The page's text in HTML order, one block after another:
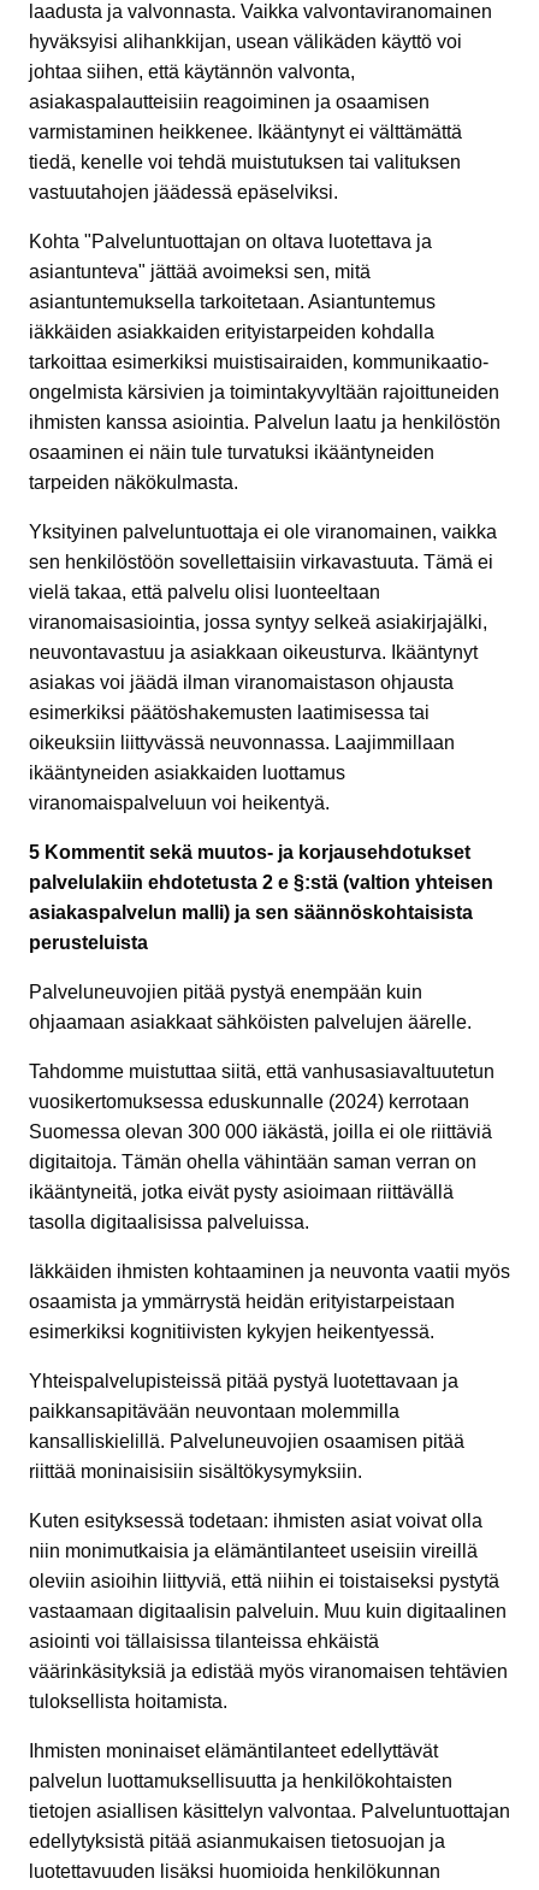
laadusta ja valvonnasta. Vaikka valvontaviranomainen
hyväksyisi alihankkijan, usean välikäden käyttö voi
johtaa siihen, että käytännön valvonta,
asiakaspalautteisiin reagoiminen ja osaamisen
varmistaminen heikkenee. Ikääntynyt ei välttämättä
tiedä, kenelle voi tehdä muistutuksen tai valituksen
vastuutahojen jäädessä epäselviksi.
Kohta "Palveluntuottajan on oltava luotettava ja
asiantunteva" jättää avoimeksi sen, mitä
asiantuntemuksella tarkoitetaan. Asiantuntemus
iäkkäiden asiakkaiden erityistarpeiden kohdalla
tarkoittaa esimerkiksi muistisairaiden, kommunikaatio-
ongelmista kärsivien ja toimintakyvyltään rajoittuneiden
ihmisten kanssa asiointia. Palvelun laatu ja henkilöstön
osaaminen ei näin tule turvatuksi ikääntyneiden
tarpeiden näkökulmasta.
Yksityinen palveluntuottaja ei ole viranomainen, vaikka
sen henkilöstöön sovellettaisiin virkavastuuta. Tämä ei
vielä takaa, että palvelu olisi luonteeltaan
viranomaisasiointia, jossa syntyy selkeä asiakirjajälki,
neuvontavastuu ja asiakkaan oikeusturva. Ikääntynyt
asiakas voi jäädä ilman viranomaistason ohjausta
esimerkiksi päätöshakemusten laatimisessa tai
oikeuksiin liittyvässä neuvonnassa. Laajimmillaan
ikääntyneiden asiakkaiden luottamus
viranomaispalveluun voi heikentyä.
5 Kommentit sekä muutos- ja korjausehdotukset
palvelulakiin ehdotetusta 2 e §:stä (valtion yhteisen
asiakaspalvelun malli) ja sen säännöskohtaisista
perusteluista
Palveluneuvojien pitää pystyä enempään kuin
ohjaamaan asiakkaat sähköisten palvelujen äärelle.
Tahdomme muistuttaa siitä, että vanhusasiavaltuutetun
vuosikertomuksessa eduskunnalle (2024) kerrotaan
Suomessa olevan 300 000 iäkästä, joilla ei ole riittäviä
digitaitoja. Tämän ohella vähintään saman verran on
ikääntyneitä, jotka eivät pysty asioimaan riittävällä
tasolla digitaalisissa palveluissa.
Iäkkäiden ihmisten kohtaaminen ja neuvonta vaatii myös
osaamista ja ymmärrystä heidän erityistarpeistaan
esimerkiksi kognitiivisten kykyjen heikentyessä.
Yhteispalvelupisteissä pitää pystyä luotettavaan ja
paikkansapitävään neuvontaan molemmilla
kansalliskielillä. Palveluneuvojien osaamisen pitää
riittää moninaisisiin sisältökysymyksiin.
Kuten esityksessä todetaan: ihmisten asiat voivat olla
niin monimutkaisia ja elämäntilanteet useisiin vireillä
oleviin asioihin liittyviä, että niihin ei toistaiseksi pystytä
vastaamaan digitaalisin palveluin. Muu kuin digitaalinen
asiointi voi tällaisissa tilanteissa ehkäistä
väärinkäsityksiä ja edistää myös viranomaisen tehtävien
tuloksellista hoitamista.
Ihmisten moninaiset elämäntilanteet edellyttävät
palvelun luottamuksellisuutta ja henkilökohtaisten
tietojen asiallisen käsittelyn valvontaa. Palveluntuottajan
edellytyksistä pitää asianmukaisen tietosuojan ja
luotettavuuden lisäksi huomioida henkilökunnan